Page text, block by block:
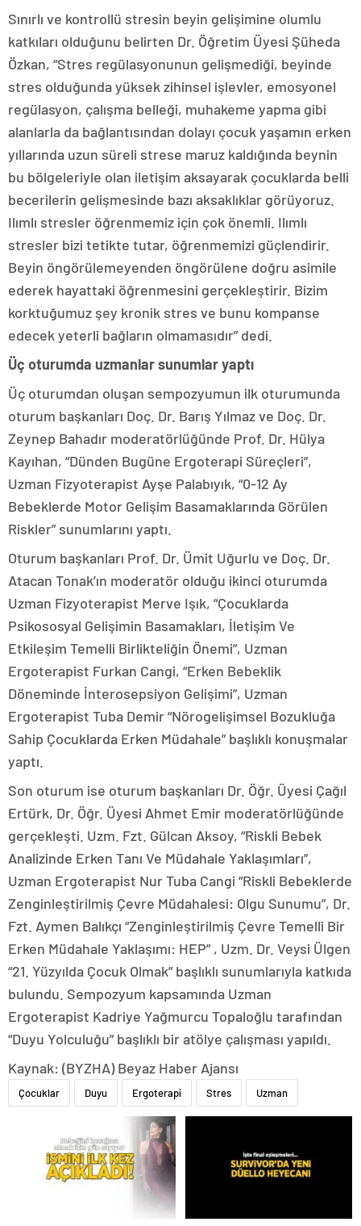
Sınırlı ve kontrollü stresin beyin gelişimine olumlu
katkıları olduğunu belirten Dr. Öğretim Üyesi Şüheda
Özkan, “Stres regülasyonunun gelişmediği, beyinde
stres olduğunda yüksek zihinsel işlevler, emosyonel
regülasyon, çalışma belleği, muhakeme yapma gibi
alanlarla da bağlantısından dolayı çocuk yaşamın erken
yıllarında uzun süreli strese maruz kaldığında beynin
bu bölgeleriyle olan iletişim aksayarak çocuklarda belli
becerilerin gelişmesinde bazı aksaklıklar görüyoruz.
Ilımlı stresler öğrenmemiz için çok önemli. Ilımlı
stresler bizi tetikte tutar, öğrenmemizi güçlendirir.
Beyin öngörülemeyenden öngörülene doğru asimile
ederek hayattaki öğrenmesini gerçekleştirir. Bizim
korktuğumuz şey kronik stres ve bunu kompanse
edecek yeterli bağların olmamasıdır” dedi.
Üç oturumda uzmanlar sunumlar yaptı
Üç oturumdan oluşan sempozyumun ilk oturumunda
oturum başkanları Doç. Dr. Barış Yılmaz ve Doç. Dr.
Zeynep Bahadır moderatörlüğünde Prof. Dr. Hülya
Kayıhan, “Dünden Bugüne Ergoterapi Süreçleri”,
Uzman Fizyoterapist Ayşe Palabıyık, “0-12 Ay
Bebeklerde Motor Gelişim Basamaklarında Görülen
Riskler” sunumlarını yaptı.
Oturum başkanları Prof. Dr. Ümit Uğurlu ve Doç. Dr.
Atacan Tonak’ın moderatör olduğu ikinci oturumda
Uzman Fizyoterapist Merve Işık, “Çocuklarda
Psikososyal Gelişimin Basamakları, İletişim Ve
Etkileşim Temelli Birlikteliğin Önemi”, Uzman
Ergoterapist Furkan Cangi, “Erken Bebeklik
Döneminde İnterosepsiyon Gelişimi”, Uzman
Ergoterapist Tuba Demir “Nörogelişimsel Bozukluğa
Sahip Çocuklarda Erken Müdahale” başlıklı konuşmalar
yaptı.
Son oturum ise oturum başkanları Dr. Öğr. Üyesi Çağıl
Ertürk, Dr. Öğr. Üyesi Ahmet Emir moderatörlüğünde
gerçekleşti. Uzm. Fzt. Gülcan Aksoy, “Riskli Bebek
Analizinde Erken Tanı Ve Müdahale Yaklaşımları”,
Uzman Ergoterapist Nur Tuba Cangi “Riskli Bebeklerde
Zenginleştirilmiş Çevre Müdahalesi: Olgu Sunumu”, Dr.
Fzt. Aymen Balıkçı “Zenginleştirilmiş Çevre Temelli Bir
Erken Müdahale Yaklaşımı: HEP” , Uzm. Dr. Veysi Ülgen
“21. Yüzyılda Çocuk Olmak” başlıklı sunumlarıyla katkıda
bulundu. Sempozyum kapsamında Uzman
Ergoterapist Kadriye Yağmurcu Topaloğlu tarafından
“Duyu Yolculuğu” başlıklı bir atölye çalışması yapıldı.
Kaynak: (BYZHA) Beyaz Haber Ajansı
Çocuklar Duyu Ergoterapi Stres Uzman